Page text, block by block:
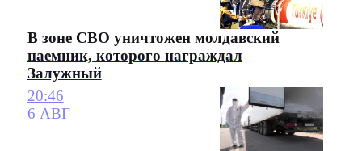
В зоне СВО уничтожен молдавский
наемник, которого награждал
Залужный
20:46
6 АВГ